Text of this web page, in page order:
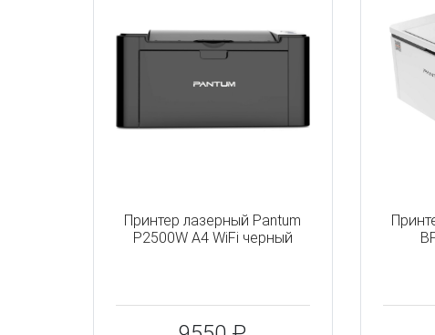
Принтер лазерный Pantum
P2500W A4 WiFi черный